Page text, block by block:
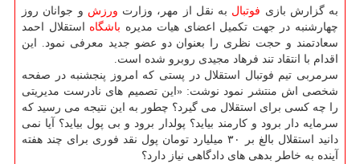
به گزارش بازی فوتبال به نقل از مهر، وزارت ورزش و جوانان روز
چهارشنبه در جهت تكمیل اعضای هیات مدیره باشگاه استقلال احمد
سعادتمند و حجت نظری را بعنوان دو عضو جدید معرفی نمود. این
اقدام با انتقاد تند فرهاد مجیدی روبرو شده است.
سرمربی تیم فوتبال استقلال در پستی كه امروز پنجشنبه در صفحه
شخصی اش منتشر نمود نوشت: «این تصمیم های نادرست مدیریتی
را چه كسی برای استقلال می گیرد؟ چطور به این نتیجه می رسید كه
سرمایه دار برود و كارمند بیاید؟ پولدار برود و بی پول بیاید؟ آیا نمی
دانید استقلال بالغ بر ۳۰ میلیارد تومان پول نقد فوری برای چند هفته
آینده به خاطر بدهی های دادگاهی نیاز دارد؟